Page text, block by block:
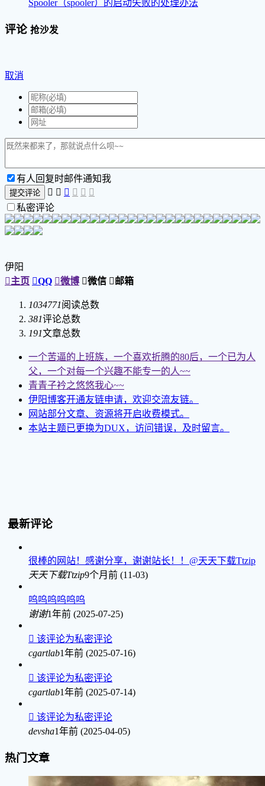
Spooler（spooler）的启动失败的处理办法
评论 抢沙发
取消
有人回复时邮件通知我
提交评论      
私密评论
伊阳
主页 QQ 微博 微信 邮箱
1034771阅读总数
381评论总数
191文章总数
一个苦逼的上班族，一个喜欢折腾的80后，一个已为人
父，一个对每一个兴趣不能专一的人~~
青青子衿之悠悠我心~~
伊阳博客开通友链申请，欢迎交流友链。
网站部分文章、资源将开启收费模式。
本站主题已更换为DUX，访问错误，及时留言。
最新评论
很棒的网站！感谢分享，谢谢站长！！@天天下载Ttzip
天天下载Ttzip9个月前 (11-03)
呜呜呜呜呜呜
谢谢1年前 (2025-07-25)
 该评论为私密评论
cgartlab1年前 (2025-07-16)
 该评论为私密评论
cgartlab1年前 (2025-07-14)
 该评论为私密评论
devsha1年前 (2025-04-05)
热门文章